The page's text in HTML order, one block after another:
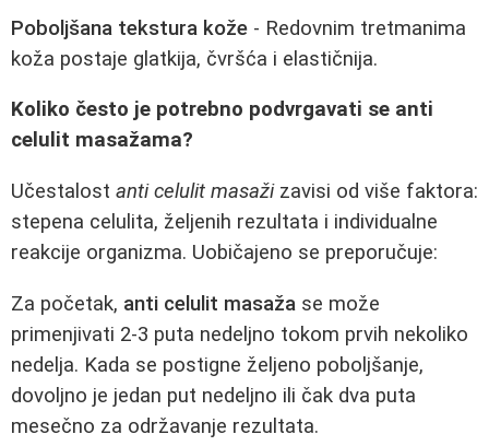
Poboljšana tekstura kože - Redovnim tretmanima
koža postaje glatkija, čvršća i elastičnija.
Koliko često je potrebno podvrgavati se anti
celulit masažama?
Učestalost anti celulit masažizavisi od više faktora:
stepena celulita, željenih rezultata i individualne
reakcije organizma. Uobičajeno se preporučuje:
Za početak, anti celulit masaža se može
primenjivati 2-3 puta nedeljno tokom prvih nekoliko
nedelja. Kada se postigne željeno poboljšanje,
dovoljno je jedan put nedeljno ili čak dva puta
mesečno za održavanje rezultata.